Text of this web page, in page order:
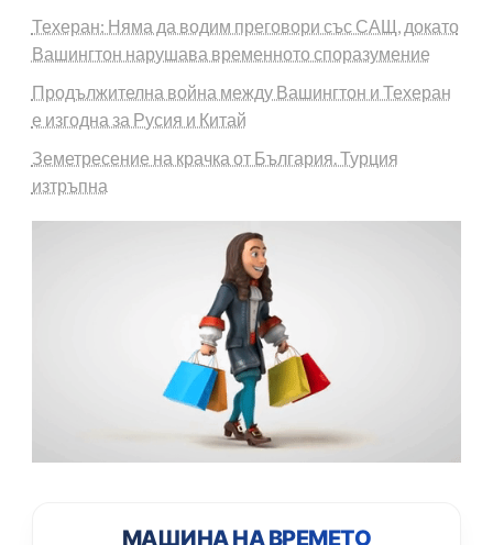
Техеран: Няма да водим преговори със САЩ, докато
Вашингтон нарушава временното споразумение
Продължителна война между Вашингтон и Техеран
е изгодна за Русия и Китай
Земетресение на крачка от България. Турция
изтръпна
МАШИНА НА ВРЕМЕТО